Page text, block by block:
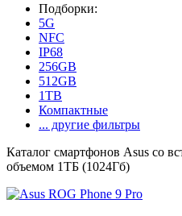
Подборки:
5G
NFC
IP68
256GB
512GB
1TB
Компактные
... другие фильтры
Каталог смартфонов Asus со
объемом 1ТБ (1024Гб)